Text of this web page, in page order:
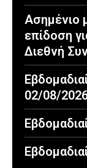
Ασημένιο
επίδοση
Διεθνή
02/08/